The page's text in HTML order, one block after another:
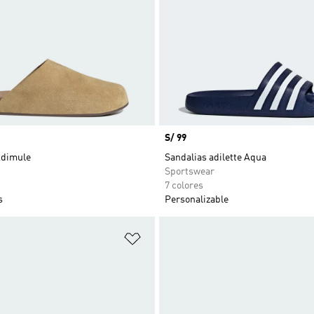
Precio
S/ 99
Sandalias adilette Aqua
Sportswear
7 colores
Personalizable